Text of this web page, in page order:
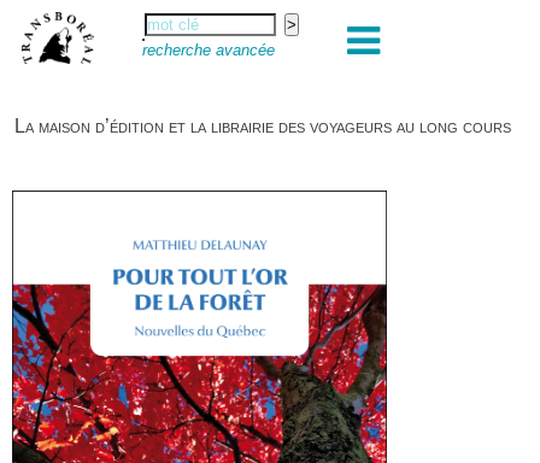
recherche avancée
La maison d’édition et la librairie des voyageurs au long cours